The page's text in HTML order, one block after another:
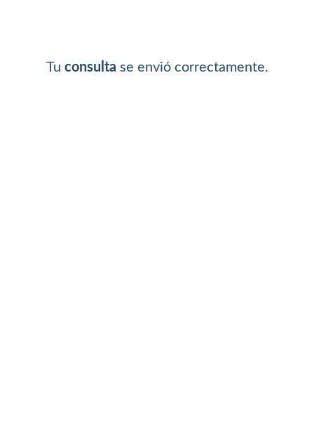
Tu consulta se envió correctamente.